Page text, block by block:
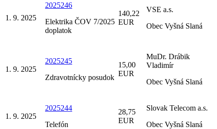
1. 9. 2025
2025246
Elektrika ČOV 7/2025
doplatok
140,22
EUR
VSE a.s.
Obec Vyšná Slaná
1. 9. 2025
2025245
Zdravotnícky posudok
15,00
EUR
MuDr. Drábik
Vladimír
Obec Vyšná Slaná
1. 9. 2025
2025244
Telefón
28,75
EUR
Slovak Telecom a.s.
Obec Vyšná Slaná